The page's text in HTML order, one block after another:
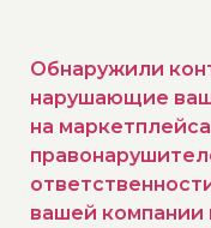
Обнаружили
нарушающие
на
вашей